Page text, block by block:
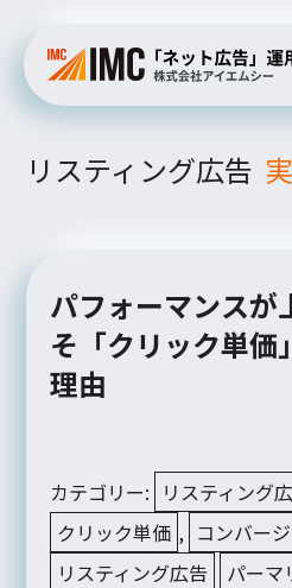
リスティング広告
パフォーマンスが
そ「クリック単価
理由
カテゴリー: リスティング
クリック単価 , コンバー
リスティング広告
パーマ